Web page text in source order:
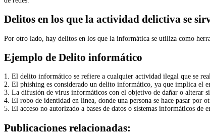
Delitos en los que la actividad delictiva se
Por otro lado, hay delitos en los que la informática se utiliza como
Ejemplo de Delito informático
1. El delito informático se refiere a cualquier actividad ilegal que se
2. El phishing es considerado un delito informático, ya que implica el
3. La difusión de virus informáticos con el objetivo de dañar o alterar
4. El robo de identidad en línea, donde una persona se hace pasar
5. El acceso no autorizado a bases de datos o sistemas informáticos
Publicaciones relacionadas: